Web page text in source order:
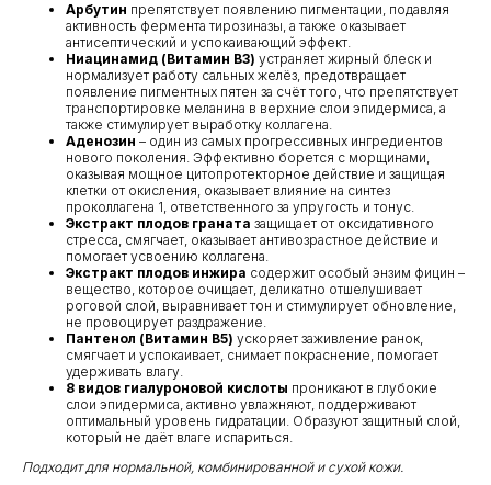
Арбутин препятствует появлению пигментации, подавляя
активность фермента тирозиназы, а также оказывает
антисептический и успокаивающий эффект.
Ниацинамид (Витамин B3) устраняет жирный блеск и
нормализует работу сальных желёз, предотвращает
появление пигментных пятен за счёт того, что препятствует
транспортировке меланина в верхние слои эпидермиса, а
также стимулирует выработку коллагена.
Аденозин – один из самых прогрессивных ингредиентов
нового поколения. Эффективно борется с морщинами,
оказывая мощное цитопротекторное действие и защищая
клетки от окисления, оказывает влияние на синтез
проколлагена 1, ответственного за упругость и тонус.
Экстракт плодов граната защищает от оксидативного
стресса, смягчает, оказывает антивозрастное действие и
помогает усвоению коллагена.
Экстракт плодов инжира содержит особый энзим фицин –
вещество, которое очищает, деликатно отшелушивает
роговой слой, выравнивает тон и стимулирует обновление,
не провоцирует раздражение.
Пантенол (Витамин B5) ускоряет заживление ранок,
смягчает и успокаивает, снимает покраснение, помогает
удерживать влагу.
8 видов гиалуроновой кислоты проникают в глубокие
слои эпидермиса, активно увлажняют, поддерживают
оптимальный уровень гидратации. Образуют защитный слой,
который не даёт влаге испариться.
Подходит для нормальной, комбинированной и сухой кожи.
ОБЩИЕ КОНТАКТЫ
КЛИЕНТАМ